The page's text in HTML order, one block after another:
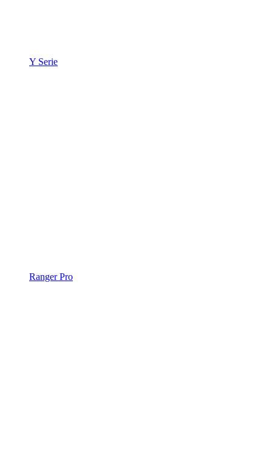
Y Serie
Ranger Pro